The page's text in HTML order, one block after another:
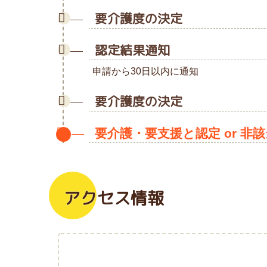
要介護度の決定
認定結果通知
申請から30日以内に通知
要介護度の決定
要介護・要支援と認定 or 非
アクセス情報